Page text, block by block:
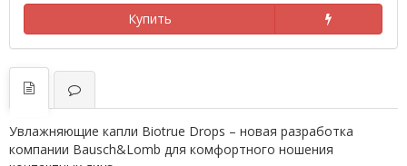
Купить
Увлажняющие капли Biotrue Drops – новая разработка
компании Bausch&Lomb для комфортного ношения